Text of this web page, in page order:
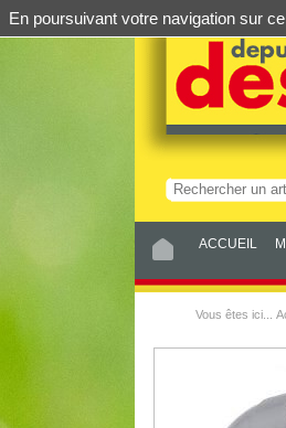
ACCUEIL
Vous êtes ici...
En poursuivant votre navigation sur